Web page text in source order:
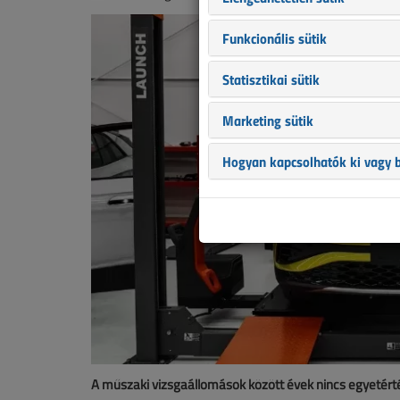
A műszaki vizsgaállomások között évek nincs
Funkcionális sütik
Statisztikai sütik
Marketing sütik
Hogyan kapcsolhatók ki vagy